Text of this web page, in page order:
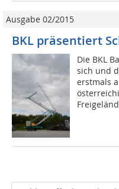
Ausgabe 02/2015
BKL präsentiert
Die BKL
sich und
erstmals